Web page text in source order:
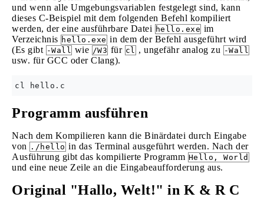
und wenn alle Umgebungsvariablen festgelegt sind, kann
dieses C-Beispiel mit dem folgenden Befehl kompiliert
werden, der eine ausführbare Datei hello.exe im
Verzeichnis hello.exe in dem der Befehl ausgeführt wird
(Es gibt -Wall wie /W3 für cl , ungefähr analog zu -Wall
usw. für GCC oder Clang).
Programm ausführen
Nach dem Kompilieren kann die Binärdatei durch Eingabe
von
./hello in das Terminal ausgeführt werden. Nach der
Ausführung gibt das kompilierte Programm Hello, World
und eine neue Zeile an die Eingabeaufforderung aus.
Original "Hallo, Welt!" in K & R C